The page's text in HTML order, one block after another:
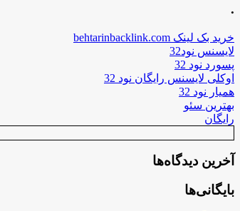
.
خرید بک لینک behtarinbacklink.com
لایسنس نود32
پسورد نود 32
اوکلی لایسنس رایگان نود 32
همیار نود 32
بهترین سئو
رایگان
آخرین دیدگاه‌ها
بایگانی‌ها